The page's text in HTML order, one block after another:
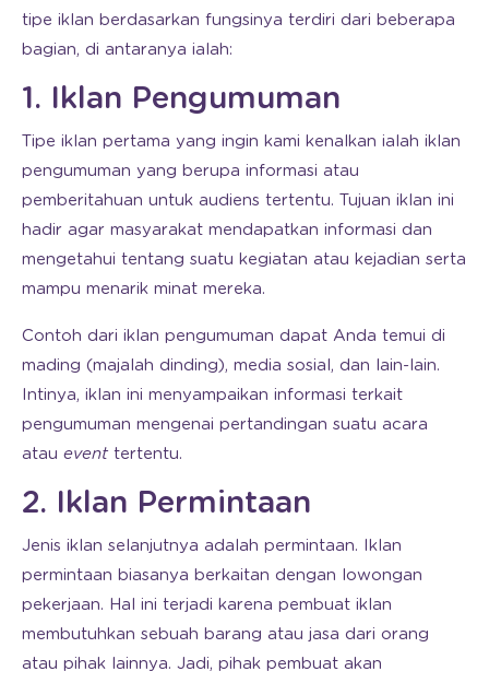
tipe iklan berdasarkan fungsinya terdiri dari beberapa
bagian, di antaranya ialah:
1. Iklan Pengumuman
Tipe iklan pertama yang ingin kami kenalkan ialah iklan
pengumuman yang berupa informasi atau
pemberitahuan untuk audiens tertentu. Tujuan iklan ini
hadir agar masyarakat mendapatkan informasi dan
mengetahui tentang suatu kegiatan atau kejadian serta
mampu menarik minat mereka.
Contoh dari iklan pengumuman dapat Anda temui di
mading (majalah dinding), media sosial, dan lain-lain.
Intinya, iklan ini menyampaikan informasi terkait
pengumuman mengenai pertandingan suatu acara
atau eventtertentu.
2. Iklan Permintaan
Jenis iklan selanjutnya adalah permintaan. Iklan
permintaan biasanya berkaitan dengan lowongan
pekerjaan. Hal ini terjadi karena pembuat iklan
membutuhkan sebuah barang atau jasa dari orang
atau pihak lainnya. Jadi, pihak pembuat akan